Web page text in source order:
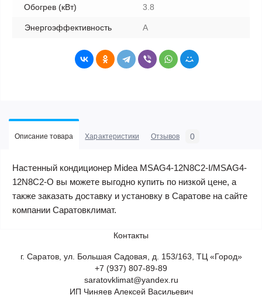
Обогрев (кВт) 3.8
Энергоэффективность A
Описание товара Характеристики Отзывов 0
Настенный кондиционер Midea MSAG4-12N8C2-I/MSAG4-
12N8C2-O вы можете выгодно купить по низкой цене, а
также заказать доставку и установку в Саратове на сайте
компании Саратовклимат.
Контакты
г. Саратов, ул. Большая Садовая, д. 153/163, ТЦ «Город»
+7 (937) 807-89-89
saratovklimat@yandex.ru
ИП Чиняев Алексей Васильевич